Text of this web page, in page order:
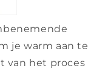
je warm aan te
van het proces